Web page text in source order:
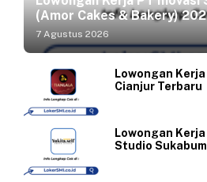
(Amor Cakes & Bakery)
7 Agustus 2026
Lowongan
Cianjur Terbaru
Lowongan
Studio